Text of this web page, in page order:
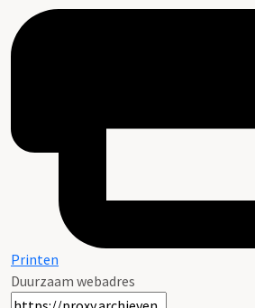
Printen
Duurzaam webadres